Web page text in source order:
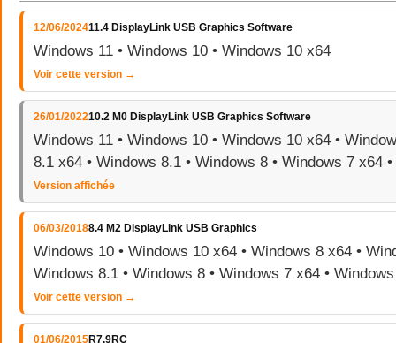
12/06/202411.4 DisplayLink USB Graphics Software
Windows 11 • Windows 10 • Windows 10 x64
Voir cette version →
26/01/202210.2 M0 DisplayLink USB Graphics Software
Windows 11 • Windows 10 • Windows 10 x64 •
8.1 x64 • Windows 8.1 • Windows 8 • Windows 7 x64
Version affichée
06/03/20188.4 M2 DisplayLink USB Graphics
Windows 10 • Windows 10 x64 • Windows 8 x64 •
Windows 8.1 • Windows 8 • Windows 7 x64 •
Voir cette version →
01/06/2015R7.9RC